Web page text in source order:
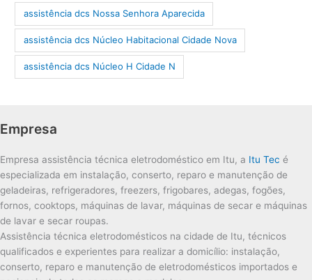
assistência dcs Nossa Senhora Aparecida
assistência dcs Núcleo Habitacional Cidade Nova
assistência dcs Núcleo H Cidade N
Empresa
Empresa assistência técnica eletrodoméstico em Itu, a Itu Tec é
especializada em instalação, conserto, reparo e manutenção de
geladeiras, refrigeradores, freezers, frigobares, adegas, fogões,
fornos, cooktops, máquinas de lavar, máquinas de secar e máquinas
de lavar e secar roupas.
Assistência técnica eletrodomésticos na cidade de Itu, técnicos
qualificados e experientes para realizar a domicílio: instalação,
conserto, reparo e manutenção de eletrodomésticos importados e